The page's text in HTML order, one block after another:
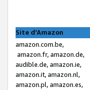
Site d’Amazon
amazon.com.be,
amazon.fr, amazon.de,
audible.de, amazon.ie,
amazon.it, amazon.nl,
amazon.pl, amazon.es,